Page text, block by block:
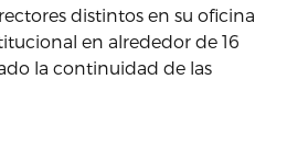
distintos en su oficina
en alrededor de 16
la continuidad de las